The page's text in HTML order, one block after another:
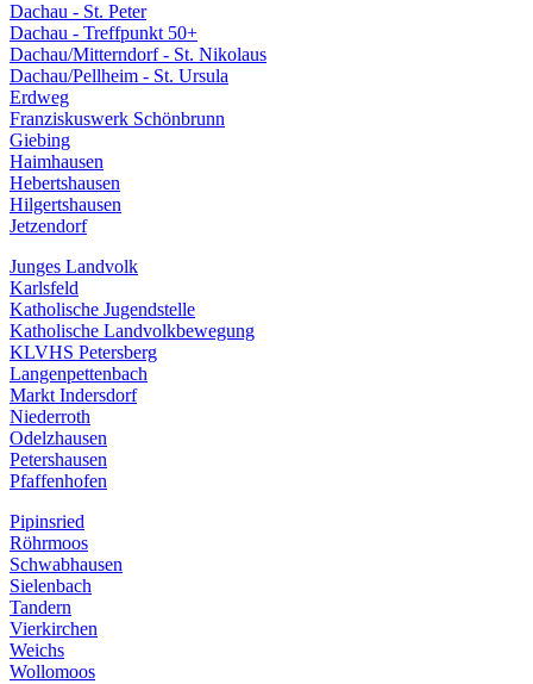
Dachau - St. Peter
Dachau - Treffpunkt 50+
Dachau/Mitterndorf - St. Nikolaus
Dachau/Pellheim - St. Ursula
Erdweg
Franziskuswerk Schönbrunn
Giebing
Haimhausen
Hebertshausen
Hilgertshausen
Jetzendorf
Junges Landvolk
Karlsfeld
Katholische Jugendstelle
Katholische Landvolkbewegung
KLVHS Petersberg
Langenpettenbach
Markt Indersdorf
Niederroth
Odelzhausen
Petershausen
Pfaffenhofen
Pipinsried
Röhrmoos
Schwabhausen
Sielenbach
Tandern
Vierkirchen
Weichs
Wollomoos